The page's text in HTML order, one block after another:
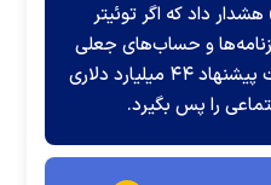
داد که اگر توئیتر
و حساب‌های جعلی
خود را ارائه دهد، ممکن است پیشنهاد ۴۴ میلیارد دلاری
را پس بگیرد.